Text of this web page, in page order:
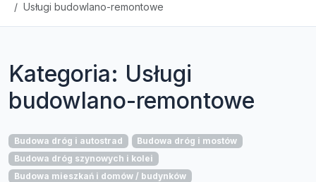
Usługi budowlano-remontowe
Kategoria: Usługi
budowlano-remontowe
Budowa dróg i autostrad
Budowa dróg i mostów
Budowa dróg szynowych i kolei
Budowa mieszkań i domów / budynków